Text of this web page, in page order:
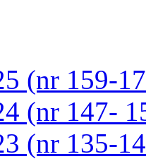
(nr 159-
(nr 147-
(nr 135-